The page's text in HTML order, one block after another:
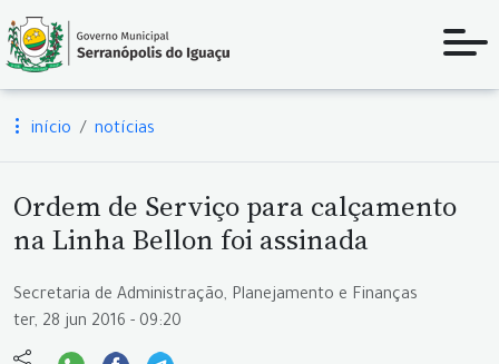
início notícias
Ordem de Serviço para calçamento
na Linha Bellon foi assinada
Secretaria de Administração, Planejamento e Finanças
ter, 28 jun 2016 - 09:20